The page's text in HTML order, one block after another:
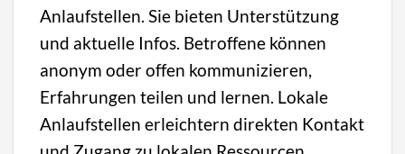
Anlaufstellen. Sie bieten Unterstützung
und aktuelle Infos. Betroffene können
anonym oder offen kommunizieren,
Erfahrungen teilen und lernen. Lokale
Anlaufstellen erleichtern direkten Kontakt